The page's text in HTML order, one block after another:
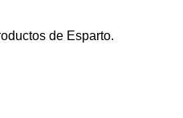
de Esparto.